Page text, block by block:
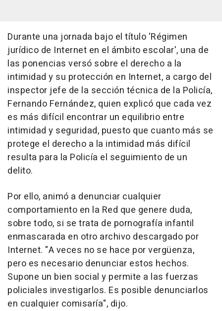
Durante una jornada bajo el título 'Régimen
jurídico de Internet en el ámbito escolar', una de
las ponencias versó sobre el derecho a la
intimidad y su protección en Internet, a cargo del
inspector jefe de la sección técnica de la Policía,
Fernando Fernández, quien explicó que cada vez
es más difícil encontrar un equilibrio entre
intimidad y seguridad, puesto que cuanto más se
protege el derecho a la intimidad más difícil
resulta para la Policía el seguimiento de un
delito.
Por ello, animó a denunciar cualquier
comportamiento en la Red que genere duda,
sobre todo, si se trata de pornografía infantil
enmascarada en otro archivo descargado por
Internet. "A veces no se hace por vergüenza,
pero es necesario denunciar estos hechos.
Supone un bien social y permite a las fuerzas
policiales investigarlos. Es posible denunciarlos
en cualquier comisaría", dijo.